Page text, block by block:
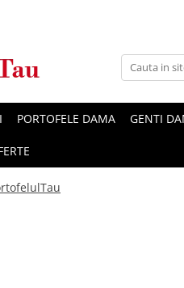
PORTOFELE DAMA GENTI